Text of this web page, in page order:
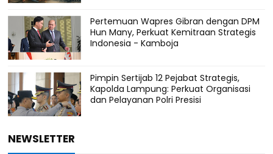
Pertemuan Wapres Gibran dengan DPM
Hun Many, Perkuat Kemitraan Strategis
Indonesia - Kamboja
Pimpin Sertijab 12 Pejabat Strategis,
Kapolda Lampung: Perkuat Organisasi
dan Pelayanan Polri Presisi
NEWSLETTER